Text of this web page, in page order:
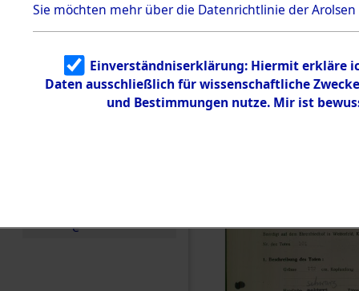
en
5.3.2
Identifizierun
g
5.3.3
Todesmärsch
e
km)
Leben
0002
Sie möchten mehr über die Datenrichtlinie der Arolsen
Einverständniserklärung: Hiermit erkläre
Daten ausschließlich für wissenschaftliche
und Bestimmungen nutze. Mir ist